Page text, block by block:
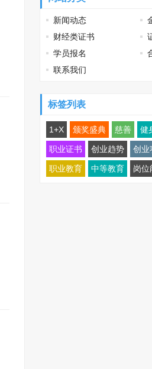
新闻动态
财经类证书
学员报名
联系我们
标签列表
1+X 颁奖盛典 慈善 健
职业证书 创业趋势 创业
职业教育 中等教育 岗位